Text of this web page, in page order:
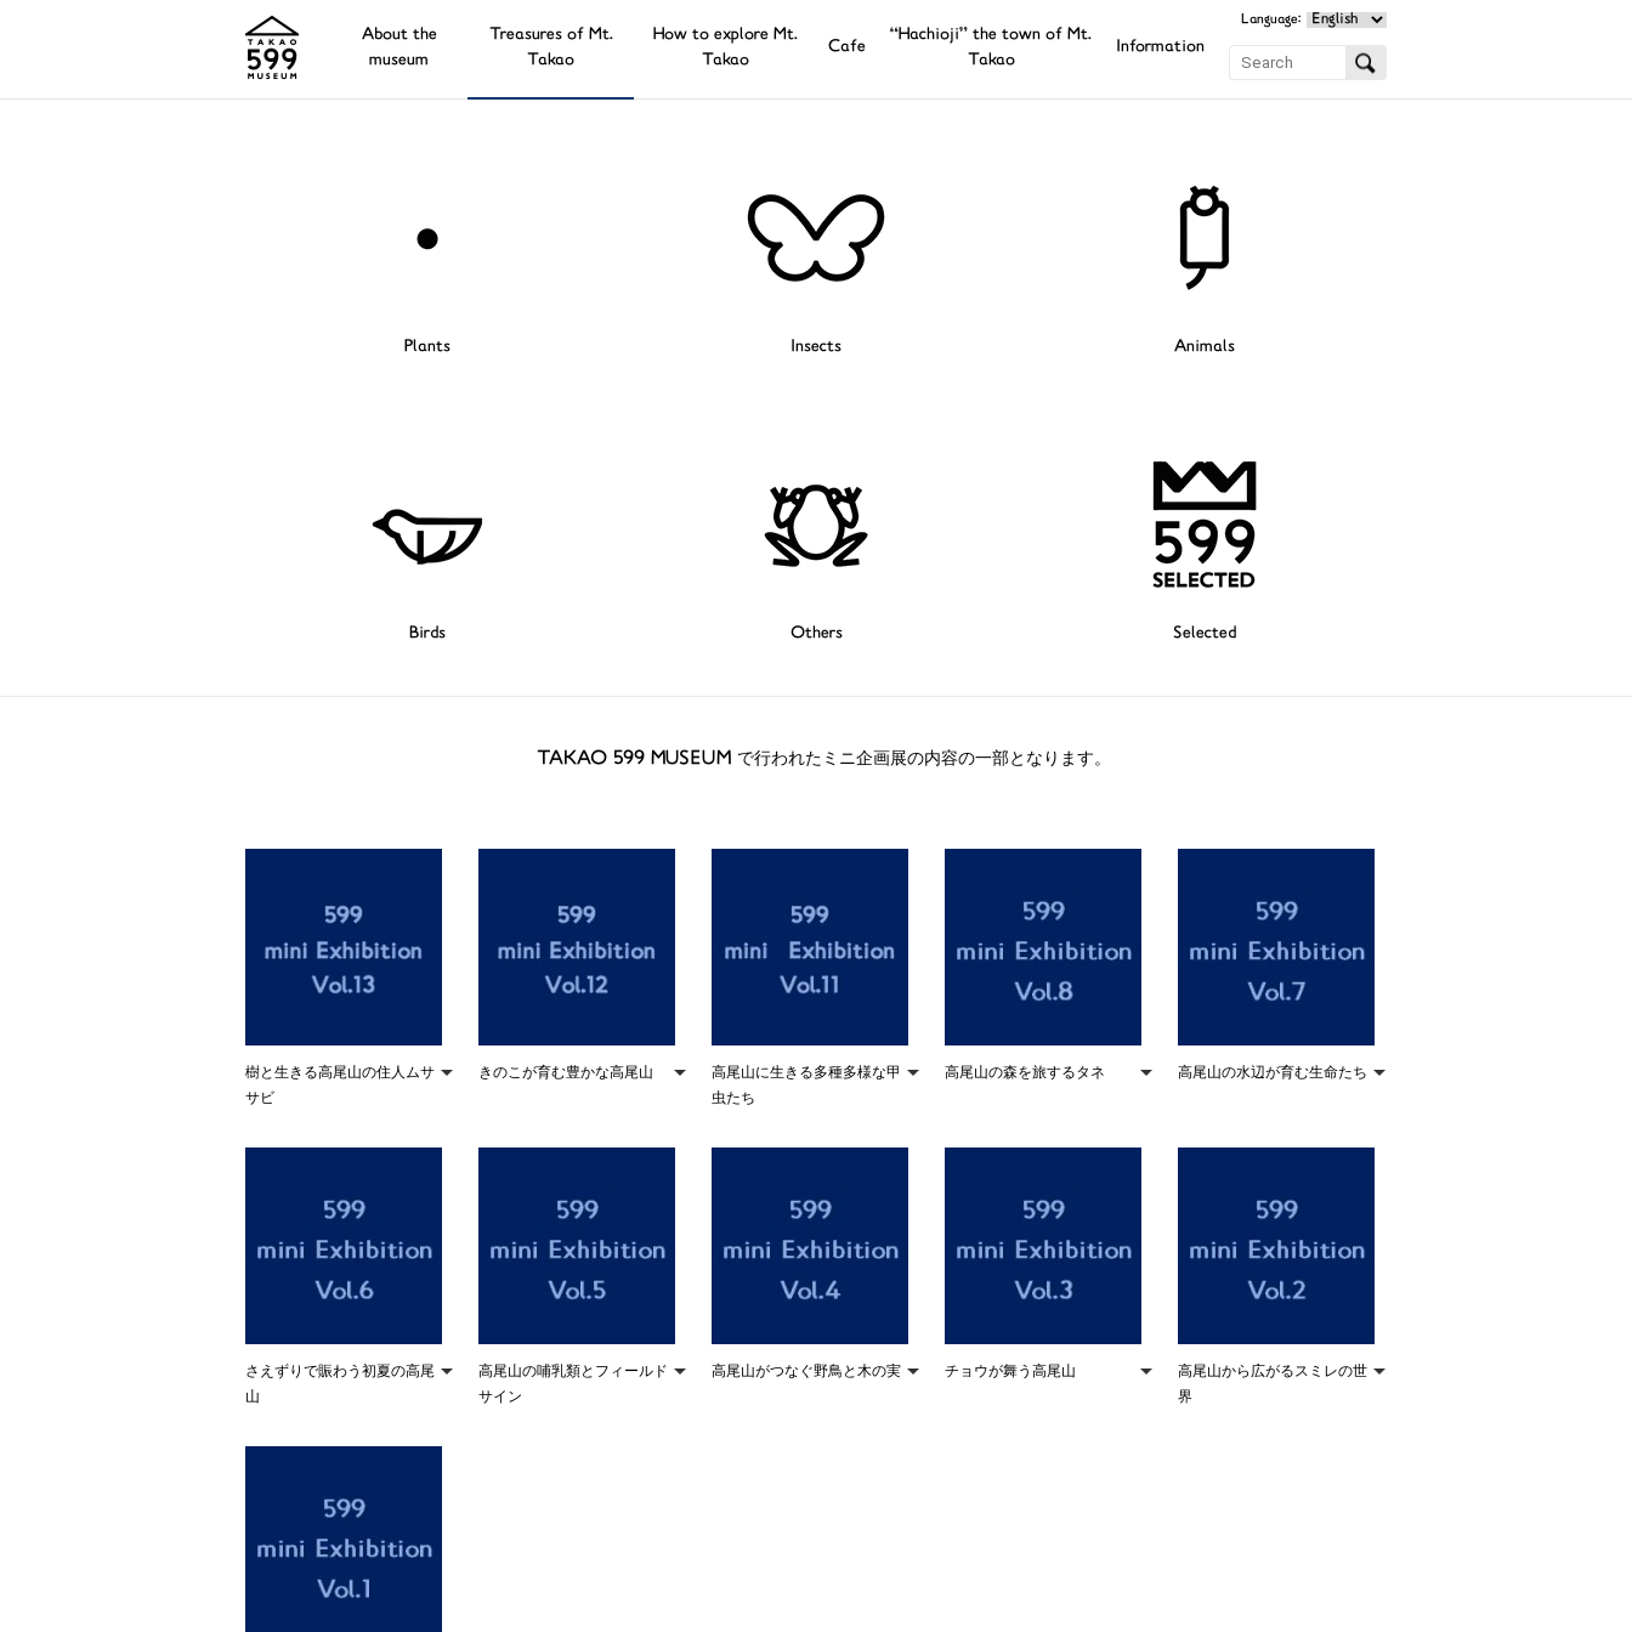
About the
museum
Treasures of Mt.
Takao
How to explore Mt.
Takao
Cafe
“Hachioji” the town of Mt.
Takao
Information
Language:
Plants Insects Animals
Birds Others Selected
TAKAO 599 MUSEUM で行われたミニ企画展の内容の一部となります。
樹と生きる高尾山の住人ムサ
サビ
きのこが育む豊かな高尾山
高尾山に生きる多種多様な甲
虫たち
高尾山の森を旅するタネ 高尾山の水辺が育む生命たち
さえずりで賑わう初夏の高尾
山
高尾山の哺乳類とフィールド
サイン
高尾山がつなぐ野鳥と木の実 チョウが舞う高尾山
高尾山から広がるスミレの世
界